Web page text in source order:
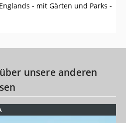
- mit Gärten und Parks -
unsere anderen